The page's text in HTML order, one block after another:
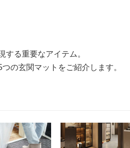
る重要なアイテム。
の玄関マットをご紹介します。